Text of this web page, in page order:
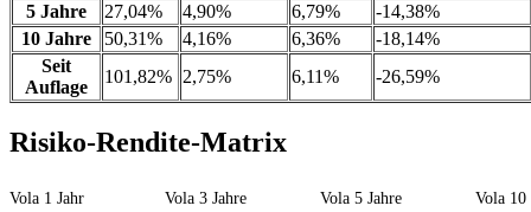
5 Jahre
27,04% 4,90% 6,79%
-14,38%
10 Jahre
50,31% 4,16% 6,36%
-18,14%
Seit
Auflage
101,82% 2,75% 6,11% -26,59%
Risiko-Rendite-Matrix
Vola 1 Jahr Vola 3 Jahre Vola 5 Jahre
Vola 10